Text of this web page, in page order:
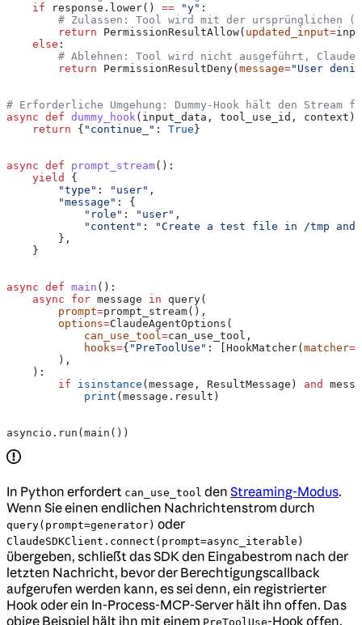
    if
response.lower() == "y" :
# Zulassen: Tool wird mit der ursprünglichen
        return
PermissionResultAllow( updated_input=
    else
:
# Ablehnen: Tool wird nicht ausgeführt, Claude
        return
PermissionResultDeny( message="User
# Erforderliche Umgehung: Dummy-Hook hält den Stream
async def dummy_hook( input_data , tool_use_id , context ):
    return
{ "continue_" : True }
async def prompt_stream():
    yield
{
        "type"
: "user" ,
        "message"
: {
            "role"
: "user" ,
            "content"
:
"Create a test file in /tmp
        },
    }
async def main ():
    async
for message in query(
        prompt
=prompt_stream(),
        options
=ClaudeAgentOptions(
            can_use_tool
=can_use_tool,
            hooks
={ "PreToolUse" : [HookMatcher( matcher=
        ),
    ):
        if
isinstance (message, ResultMessage) and
            print
(message.result)
asyncio.run(main())
In Python erfordert can_use_tool den Streaming-Modus.
Wenn Sie einen endlichen Nachrichtenstrom durch
query(prompt=generator) oder
ClaudeSDKClient.connect(prompt=async_iterable)
übergeben, schließt das SDK den Eingabestrom nach der
letzten Nachricht, bevor der Berechtigungscallback
aufgerufen werden kann, es sei denn, ein registrierter
Hook oder ein In-Process-MCP-Server hält ihn offen. Das
obige Beispiel hält ihn mit einem PreToolUse-Hook offen,